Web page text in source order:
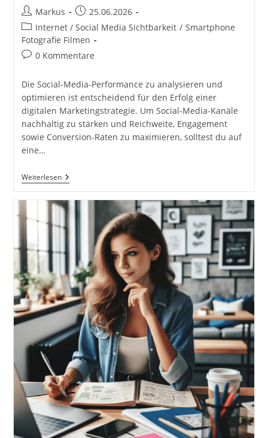
Beitrags-
Autor:
Markus
Beitrag
veröffentlicht:
25.06.2026
Beitrags-
Kategorie:
Internet / Social Media Sichtbarkeit / Smartphone
Fotografie Filmen
Beitrags-
0 Kommentare
Die Social-Media-Performance zu analysieren und
optimieren ist entscheidend für den Erfolg einer
digitalen Marketingstrategie. Um Social-Media-Kanäle
nachhaltig zu stärken und Reichweite, Engagement
sowie Conversion-Raten zu maximieren, solltest du auf
eine…
WeiterlesenAnalyse
Und
Der
Social-
Media-
Performance.
Nutzung
Von
Analysetools
Zur
Auswertung
Der
Video-
Performance.
Anpassung
Der
Strategie
Basierend
Auf
Zuschauerinteraktionen
Und
-
Feedback.
Wie
Werde
Ich